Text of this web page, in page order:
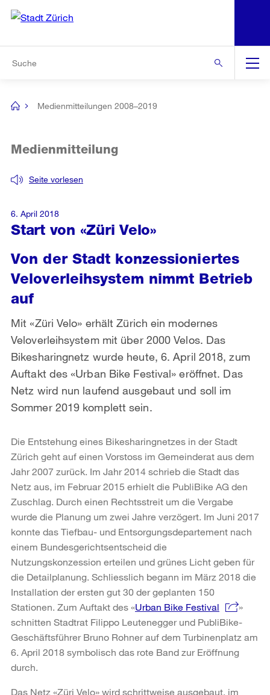
Navigation
[no
Medienmitteilungen 2008–2019
Start von «Züri Velo»
Seite vorlesen
Medienmitteilung
Von der Stadt konzessioniertes
Veloverleihsystem nimmt Betrieb
auf
Mit «Züri Velo» erhält Zürich ein modernes
Veloverleihsystem mit über 2000 Velos. Das
Bikesharingnetz wurde heute, 6. April 2018, zum
Auftakt des «Urban Bike Festival» eröffnet. Das
Netz wird nun laufend ausgebaut und soll im
Sommer 2019 komplett sein.
6. April 2018
Die Entstehung eines Bikesharingnetzes in der Stadt
Zürich geht auf einen Vorstoss im Gemeinderat aus dem
Jahr 2007 zurück. Im Jahr 2014 schrieb die Stadt das
Netz aus, im Februar 2015 erhielt die PubliBike AG den
Zuschlag. Durch einen Rechtsstreit um die Vergabe
wurde die Planung um zwei Jahre verzögert. Im Juni 2017
konnte das Tiefbau- und Entsorgungsdepartement nach
einem Bundesgerichtsentscheid die
Nutzungskonzession erteilen und grünes Licht geben für
die Detailplanung. Schliesslich begann im März 2018 die
Installation der ersten gut 30 der geplanten 150
Stationen. Zum Auftakt des «Urban Bike Festival
»
schnitten Stadtrat Filippo Leutenegger und PubliBike-
Geschäftsführer Bruno Rohner auf dem Turbinenplatz am
6. April 2018 symbolisch das rote Band zur Eröffnung
durch.
Das Netz «Züri Velo» wird schrittweise ausgebaut, im